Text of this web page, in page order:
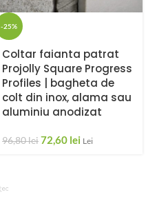
-25%
Coltar faianta patrat
Projolly Square Progress
Profiles | bagheta de
colt din inox, alama sau
aluminiu anodizat
96,80lei72,60 lei Lei